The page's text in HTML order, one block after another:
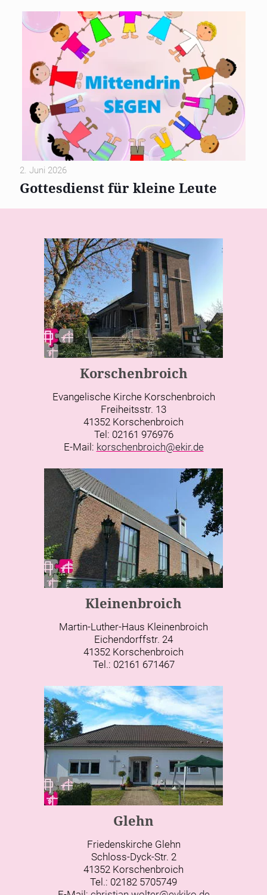
2. Juni 2026
Gottesdienst für kleine Leute
Korschenbroich
Evangelische Kirche Korschenbroich
Freiheitsstr. 13
41352 Korschenbroich
Tel: 02161 976976
E-Mail: korschenbroich@ekir.de
Kleinenbroich
Martin-Luther-Haus Kleinenbroich
Eichendorffstr. 24
41352 Korschenbroich
Tel.: 02161 671467
Glehn
Friedenskirche Glehn
Schloss-Dyck-Str. 2
41352 Korschenbroich
Tel.: 02182 5705749